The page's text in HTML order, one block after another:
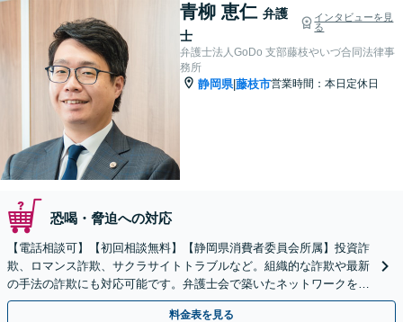
青柳 恵仁 弁護
士
インタビューを見
る
弁護士法人GoDo 支部藤枝やいづ合同法律事
務所
静岡県|藤枝市営業時間：本日定休日
恐喝・脅迫への対応
【電話相談可】【初回相談無料】【静岡県消費者委員会所属】投資詐
欺、ロマンス詐欺、サクラサイトトラブルなど。組織的な詐欺や最新
の手法の詐欺にも対応可能です。弁護士会で築いたネットワークを駆
使し、ノウハウを共有のもと被害額の回収に向けて尽力
料金表を見る